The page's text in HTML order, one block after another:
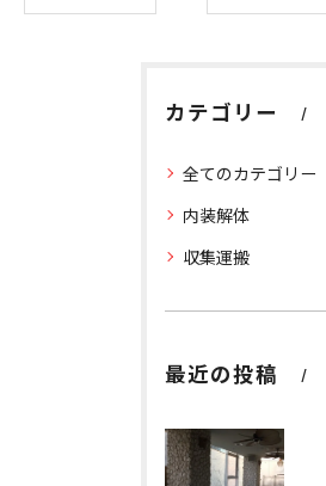
カテゴリー
全てのカテゴリー
内装解体
収集運搬
最近の投稿